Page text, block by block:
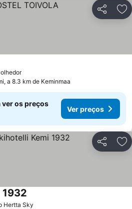
Partilhar
a 8.3 km de Keminmaa
ver os preços
Ver preços
Partilhar
Hertta Sky